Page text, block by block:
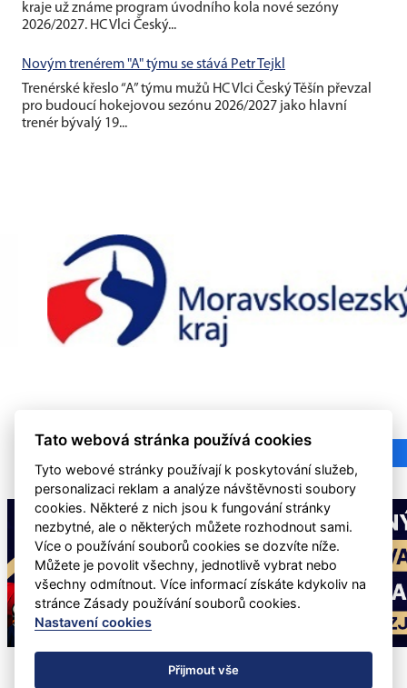
kraje už známe program úvodního kola nové sezóny
2026/2027. HC Vlci Český...
Novým trenérem "A" týmu se stává Petr Tejkl
Trenérské křeslo “A” týmu mužů HC Vlci Český Těšín převzal
pro budoucí hokejovou sezónu 2026/2027 jako hlavní
trenér bývalý 19...
Tato webová stránka používá cookies
Tyto webové stránky používají k poskytování služeb,
personalizaci reklam a analýze návštěvnosti soubory
cookies. Některé z nich jsou k fungování stránky
nezbytné, ale o některých můžete rozhodnout sami.
Více o používání souborů cookies se dozvíte níže.
Můžete je povolit všechny, jednotlivě vybrat nebo
všechny odmítnout. Více informací získáte kdykoliv na
stránce Zásady používání souborů cookies.
Nastavení cookies
Přijmout vše